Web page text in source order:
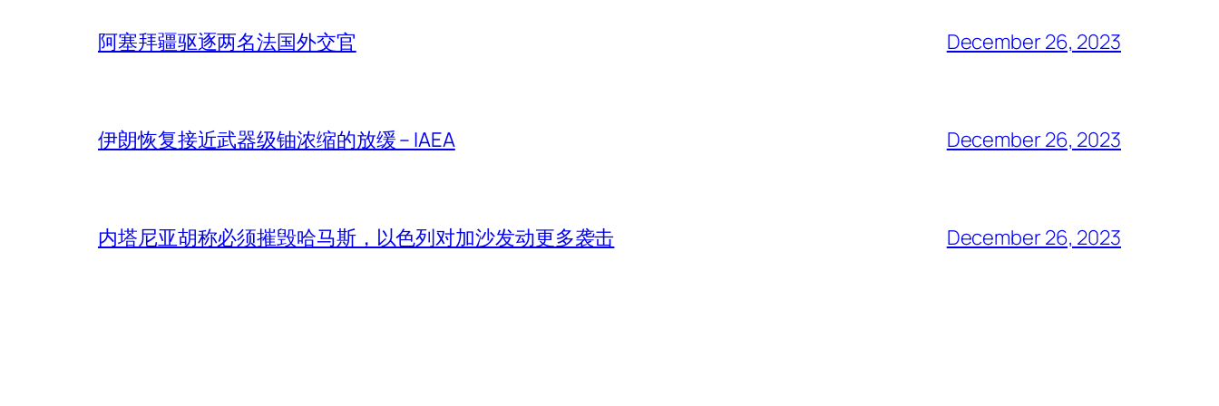
阿塞拜疆驱逐两名法国外交官 December 26, 2023
伊朗恢复接近武器级铀浓缩的放缓 – IAEA December 26, 2023
内塔尼亚胡称必须摧毁哈马斯，以色列对加沙发动更多袭击 December 26, 2023